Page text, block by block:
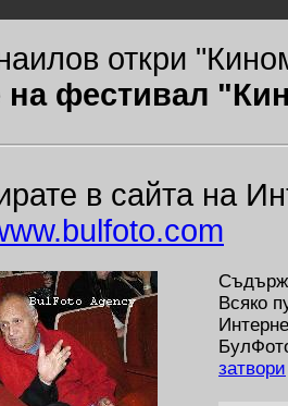
откри
на фестивал
в сайта на
Всяко
затвори